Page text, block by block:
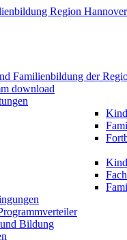
Familienbildung der
download
Bildung